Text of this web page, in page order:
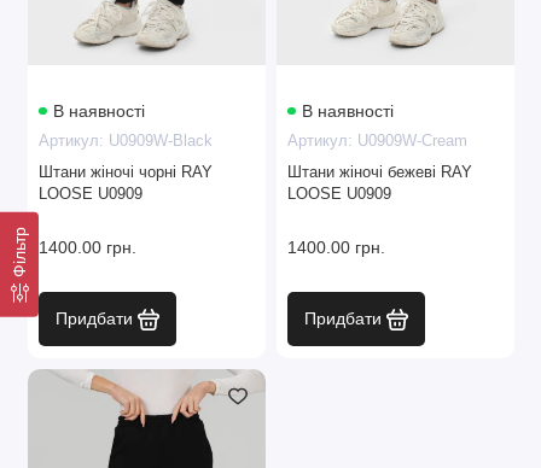
Фільтр
В наявності
Артикул: U0909W-Black
Штани жіночі чорні RAY
LOOSE U0909
1400.00 грн.
Придбати
В наявності
Артикул: U0909W-Cream
Штани жіночі бежеві RAY
LOOSE U0909
1400.00 грн.
Придбати